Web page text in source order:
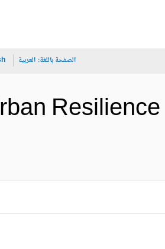
الصفحة باللغة: العربية